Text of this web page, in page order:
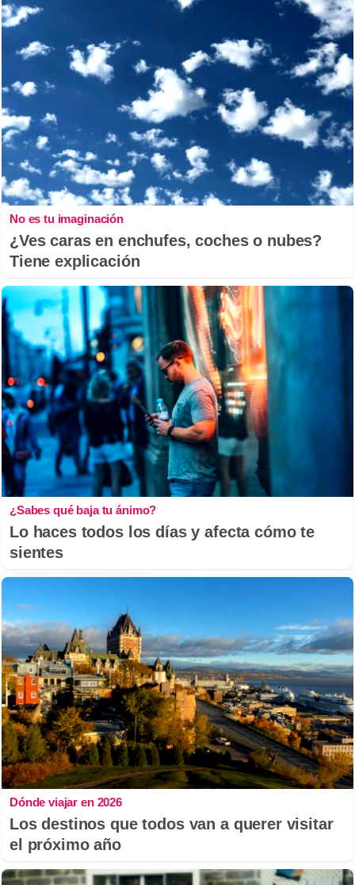
No es tu imaginación
¿Ves caras en enchufes, coches o nubes?
Tiene explicación
¿Sabes qué baja tu ánimo?
Lo haces todos los días y afecta cómo te
sientes
Dónde viajar en 2026
Los destinos que todos van a querer visitar
el próximo año